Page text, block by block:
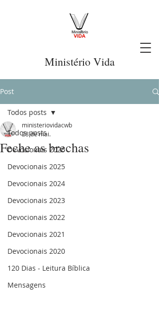
Ministério Vida
Post
Todos posts
Devocionais 2026
Devocionais 2025
Devocionais 2024
Devocionais 2023
Devocionais 2022
Devocionais 2021
Devocionais 2020
120 Dias - Leitura Bíblica
Mensagens
Todos posts
Feche as brechas
ministeriovidacwb
28 de mai.